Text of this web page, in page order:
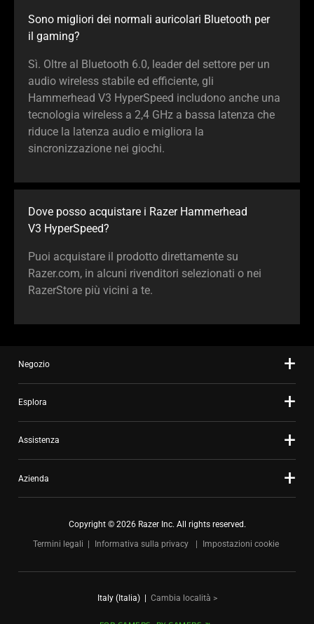
Sono migliori dei normali auricolari Bluetooth per
il gaming?
Sì. Oltre al Bluetooth 6.0, leader del settore per un
audio wireless stabile ed efficiente, gli
Hammerhead V3 HyperSpeed includono anche una
tecnologia wireless a 2,4 GHz a bassa latenza che
riduce la latenza audio e migliora la
sincronizzazione nei giochi.
Dove posso acquistare i Razer Hammerhead
V3 HyperSpeed?
Puoi acquistare il prodotto direttamente su
Razer.com, in alcuni rivenditori selezionati o nei
RazerStore più vicini a te.
Negozio
Esplora
Assistenza
Azienda
Copyright © 2026 Razer Inc. All rights reserved.
Termini legali
Informativa sulla privacy Impostazioni cookie
Italy (Italia)| Cambia località >